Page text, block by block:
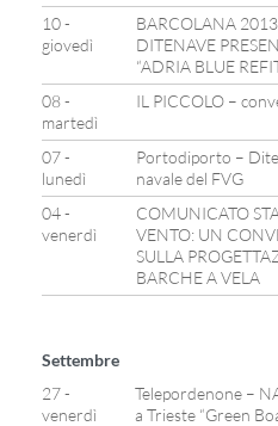
10 -
giovedì
BARCOLANA
DITENAVE
“ADRIA BLUE
08 -
martedì
IL PICCOLO –
07 -
lunedì
Portodiporto –
navale del FVG
04 -
venerdì
COMUNICATO
VENTO: UN
SULLA
BARCHE A VELA
Settembre
27 -
venerdì
Telepordenone –
a Trieste “Green